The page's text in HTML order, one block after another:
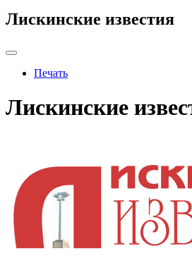
Лискинские известия
Печать
Лискинские